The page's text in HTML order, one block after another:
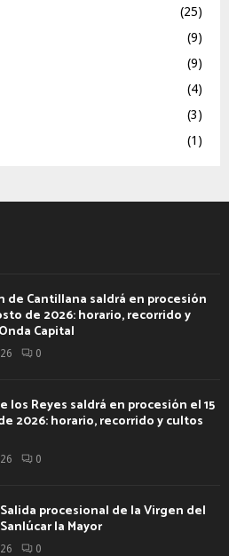
(25)
(9)
(9)
(4)
(3)
(1)
de Cantillana saldrá en procesión
de 2026: horario, recorrido y
Capital
0
los Reyes saldrá en procesión el 15
2026: horario, recorrido y cultos
0
procesional de la Virgen del
la Mayor
0